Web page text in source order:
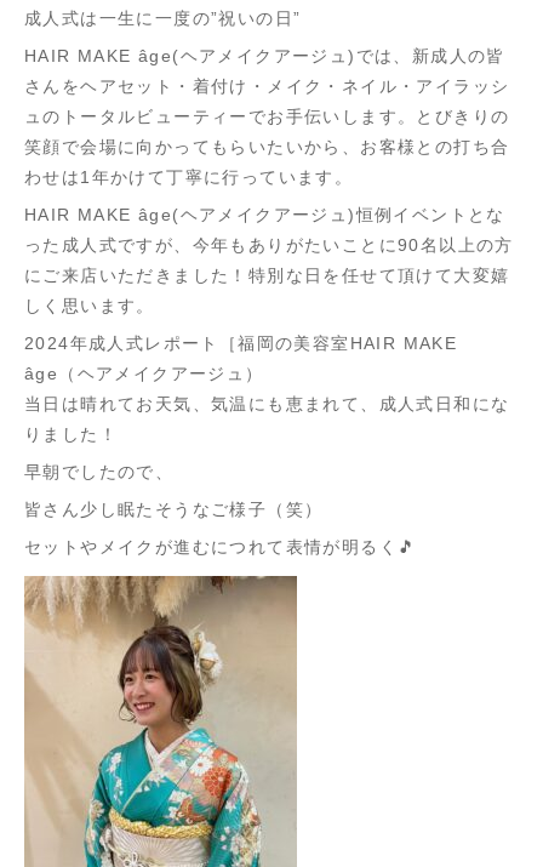
成人式は一生に一度の”祝いの日”
HAIR MAKE âge(ヘアメイクアージュ)では、新成人の皆
さんをヘアセット・着付け・メイク・ネイル・アイラッシ
ュのトータルビューティーでお手伝いします。とびきりの
笑顔で会場に向かってもらいたいから、お客様との打ち合
わせは1年かけて丁寧に行っています。
HAIR MAKE âge(ヘアメイクアージュ)恒例イベントとな
った成人式ですが、今年もありがたいことに90名以上の方
にご来店いただきました！特別な日を任せて頂けて大変嬉
しく思います。
2024年成人式レポート［福岡の美容室HAIR MAKE
âge（ヘアメイクアージュ）
当日は晴れてお天気、気温にも恵まれて、成人式日和にな
りました！
早朝でしたので、
皆さん少し眠たそうなご様子（笑）
セットやメイクが進むにつれて表情が明るく🎵